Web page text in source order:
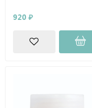
920 ₽